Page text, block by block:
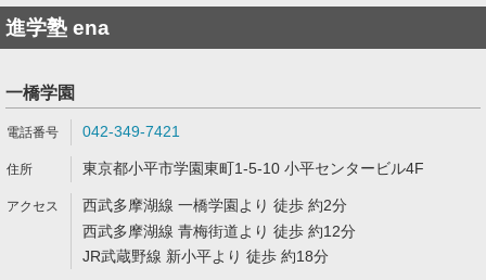
進学塾 ena
一橋学園
042-349-7421
東京都小平市学園東町1-5-10 小平センタービル4F
西武多摩湖線 一橋学園より 徒歩 約2分
西武多摩湖線 青梅街道より 徒歩 約12分
JR武蔵野線 新小平より 徒歩 約18分